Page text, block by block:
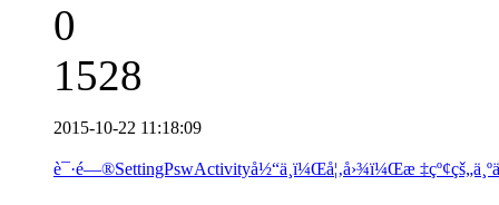
0
1528
2015-10-22 11:18:09
è¯·é—®SettingPswActivityå½“ä¸­ï¼Œå¦‚å›¾ï¼Œæ